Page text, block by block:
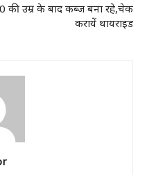
की उम्र के बाद कब्ज बना रहे,चेक
करायें थायराइड